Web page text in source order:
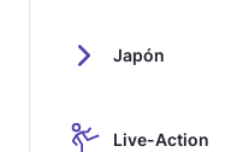
Japón
Live-Action